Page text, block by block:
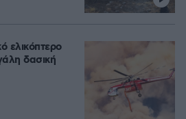
ελικόπτερο
δασική